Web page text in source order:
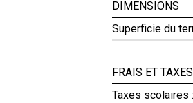
DIMENSIONS
Superficie du
FRAIS ET TAXES
Taxes scolaires :